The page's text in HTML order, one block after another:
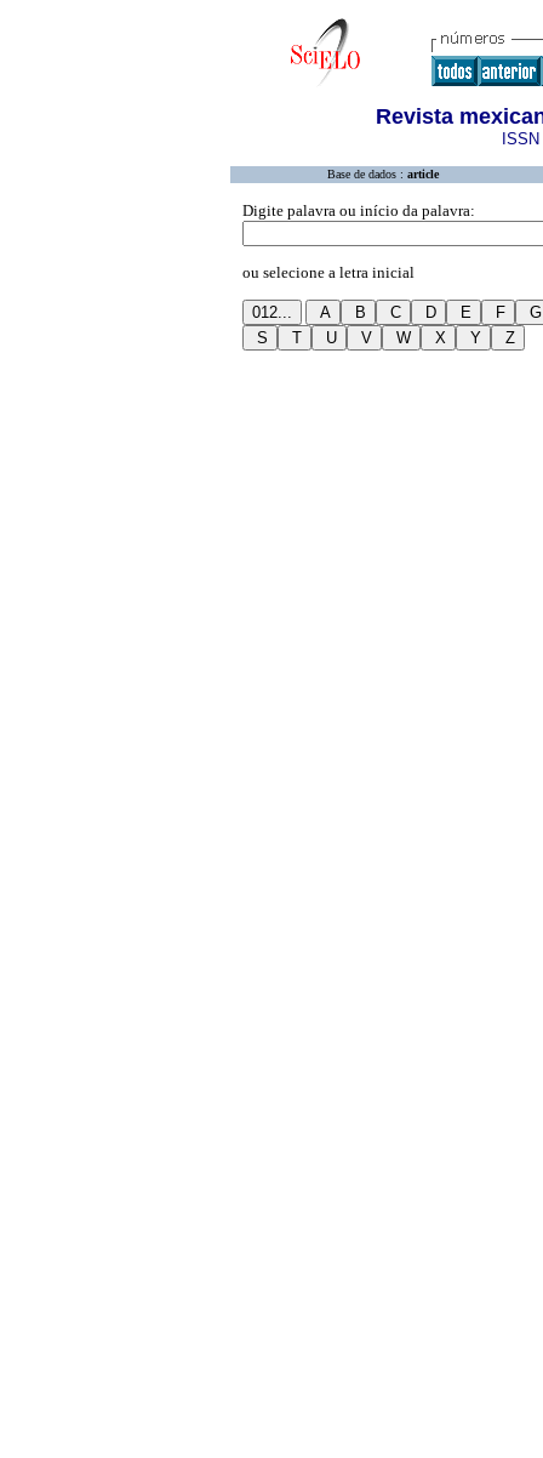
Revista
Base de dados : article
Digite palavra ou início da palavra:
ou selecione a letra inicial